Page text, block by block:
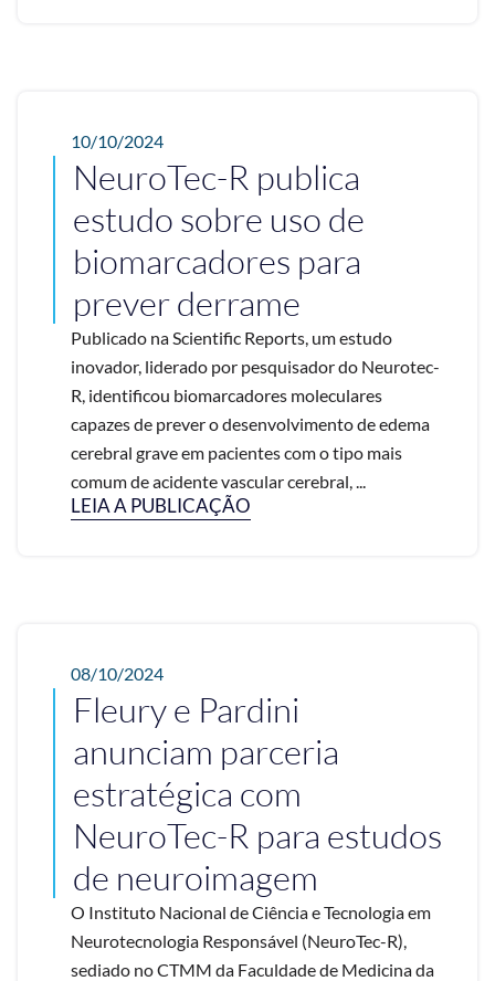
10/10/2024
NeuroTec-R publica
estudo sobre uso de
biomarcadores para
prever derrame
Publicado na Scientific Reports, um estudo
inovador, liderado por pesquisador do Neurotec-
R, identificou biomarcadores moleculares
capazes de prever o desenvolvimento de edema
cerebral grave em pacientes com o tipo mais
comum de acidente vascular cerebral, ...
LEIA A PUBLICAÇÃO
08/10/2024
Fleury e Pardini
anunciam parceria
estratégica com
NeuroTec-R para estudos
de neuroimagem
O Instituto Nacional de Ciência e Tecnologia em
Neurotecnologia Responsável (NeuroTec-R),
sediado no CTMM da Faculdade de Medicina da